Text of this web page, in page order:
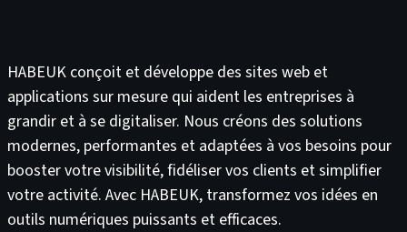
HABEUK conçoit et développe des sites webet
applications sur mesurequi aident les entreprises à
grandir et à se digitaliser. Nous créons des solutions
modernes, performantes et adaptées à vos besoins pour
booster votre visibilité,fidéliser vos clients etsimplifier
votre activité. Avec HABEUK, transformez vos idées en
outils numériques puissants et efficaces.